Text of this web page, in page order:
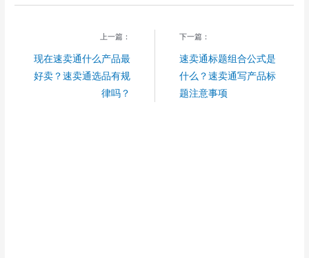
上一篇：
现在速卖通什么产品最
好卖？速卖通选品有规
律吗？
下一篇：
速卖通标题组合公式是
什么？速卖通写产品标
题注意事项